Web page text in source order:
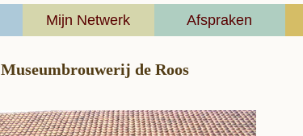
Mijn Netwerk Afspraken
Museumbrouwerij de Roos